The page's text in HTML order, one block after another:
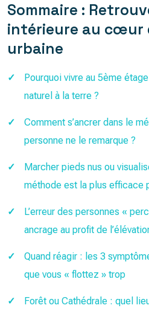
Sommaire :
intérieure au cœur
urbaine
Pourquoi vivre au 5ème
naturel à la terre ?
Comment s’ancrer dans le
personne ne le remarque ?
Marcher pieds nus ou
méthode est la plus efficace
L’erreur des personnes «
ancrage au profit de
Quand réagir : les 3
que vous « flottez » trop
Forêt ou Cathédrale : quel